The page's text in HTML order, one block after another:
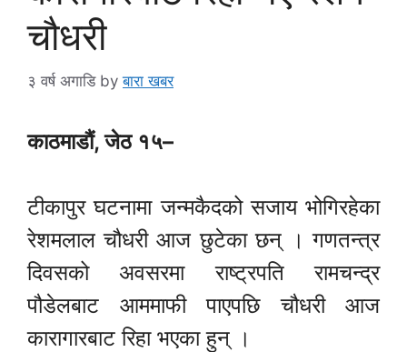
चौधरी
३ वर्ष अगाडि byबारा खबर
काठमाडौं, जेठ १५–
टीकापुर घटनामा जन्मकैदको सजाय भोगिरहेका
रेशमलाल चौधरी आज छुटेका छन् । गणतन्त्र
दिवसको अवसरमा राष्ट्रपति रामचन्द्र
पौडेलबाट आममाफी पाएपछि चौधरी आज
कारागारबाट रिहा भएका हुन् ।